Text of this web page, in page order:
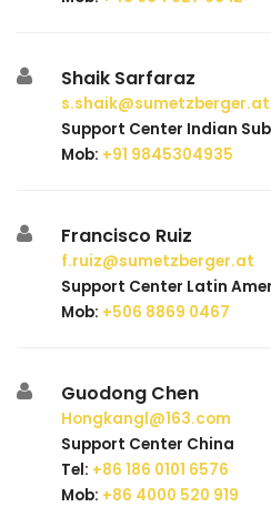
Shaik Sarfaraz
s.shaik@sumetzberger.at
Support Center Indian
Mob: +91 9845304935
Francisco Ruiz
f.ruiz@sumetzberger.at
Support Center Latin
Mob: +506 8869 0467
Guodong Chen
Hongkangl@163.com
Support Center China
Tel: +86 186 0101 6576
Mob: +86 4000 520 919